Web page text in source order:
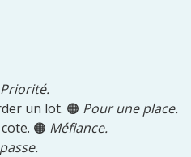
Priorité.
un lot. 🟠 Pour une place.
🟠 Méfiance.